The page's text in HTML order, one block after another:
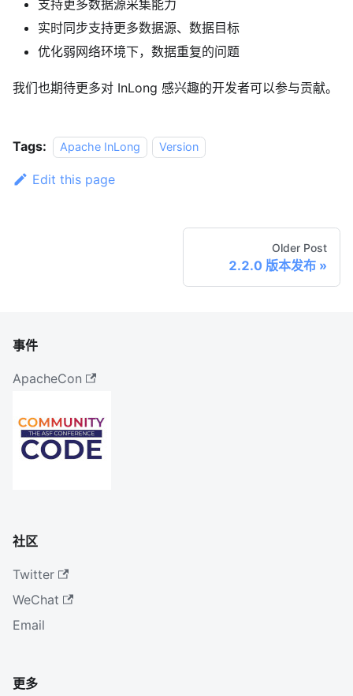
支持更多数据源采集能力
实时同步支持更多数据源、数据目标
优化弱网络环境下，数据重复的问题
我们也期待更多对 InLong 感兴趣的开发者可以参与贡献。
Tags: Apache InLong Version
Edit this page
Older Post
2.2.0 版本发布
事件
ApacheCon
社区
Twitter
WeChat
Email
更多